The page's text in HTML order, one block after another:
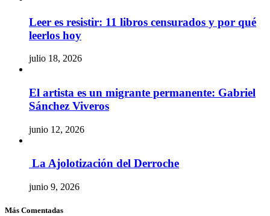
Leer es resistir: 11 libros censurados y por qué
leerlos hoy
julio 18, 2026
El artista es un migrante permanente: Gabriel
Sánchez Viveros
junio 12, 2026
La Ajolotización del Derroche
junio 9, 2026
Más Comentadas